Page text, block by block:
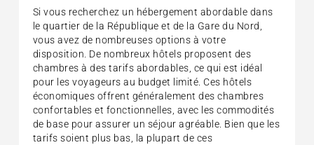
Si vous recherchez un hébergement abordable dans
le quartier de la République et de la Gare du Nord,
vous avez de nombreuses options à votre
disposition. De nombreux hôtels proposent des
chambres à des tarifs abordables, ce qui est idéal
pour les voyageurs au budget limité. Ces hôtels
économiques offrent généralement des chambres
confortables et fonctionnelles, avec les commodités
de base pour assurer un séjour agréable. Bien que les
tarifs soient plus bas, la plupart de ces